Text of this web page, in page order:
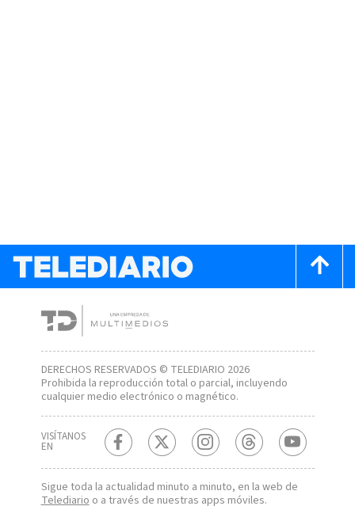
DERECHOS RESERVADOS © TELEDIARIO 2026
Prohibida la reproducción total o parcial, incluyendo
cualquier medio electrónico o magnético.
VISÍTANOS
EN
Sigue toda la actualidad minuto a minuto, en la web de
Telediario o a través de nuestras apps móviles.